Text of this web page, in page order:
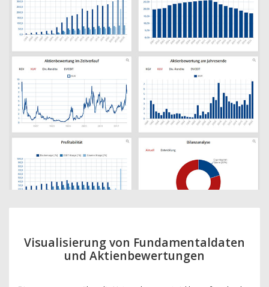
Visualisierung von Fundamentaldaten
und Aktienbewertungen